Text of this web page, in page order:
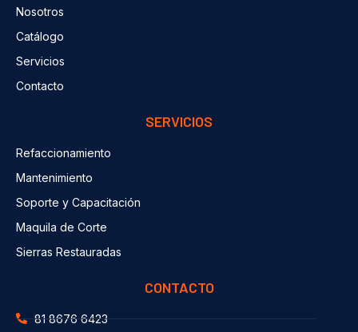
Nosotros
Catálogo
Servicios
Contacto
SERVICIOS
Refaccionamiento
Mantenimiento
Soporte y Capacitación
Maquila de Corte
Sierras Restauradas
CONTACTO
81 8676 6423